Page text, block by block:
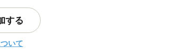
する
いて